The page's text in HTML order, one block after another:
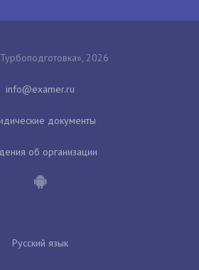
2026
документы
об организации
Русский язык